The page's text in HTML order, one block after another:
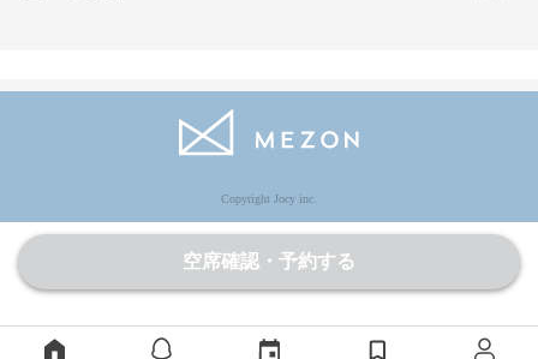
空席確認・予約する
Copyright Jocy inc.